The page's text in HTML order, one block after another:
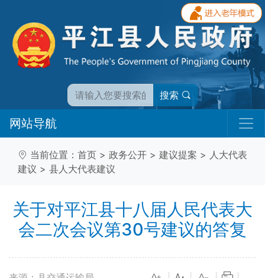
搜索
网站导航
当前位置： 首页 > 政务公开 > 建议提案 > 人大代表
建议 > 县人大代表建议
关于对平江县十八届人民代表大
会二次会议第30号建议的答复